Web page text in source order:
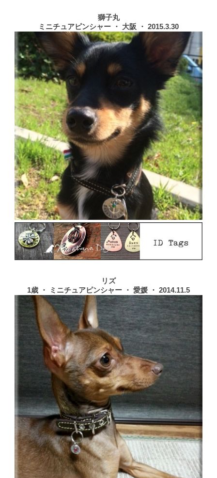
獅子丸
ミニチュアピンシャー ・ 大阪 ・ 2015.3.30
リズ
1歳 ・ ミニチュアピンシャー ・ 愛媛 ・ 2014.11.5